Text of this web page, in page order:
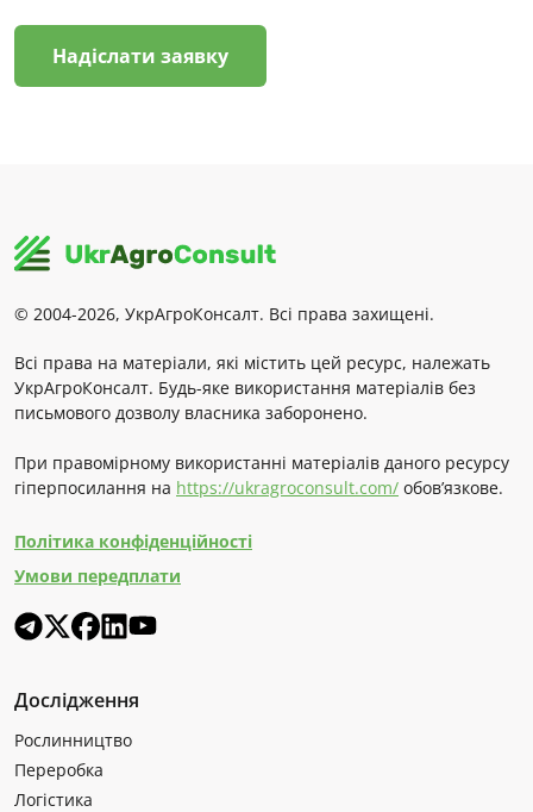
Надіслати заявку
© 2004-2026, УкрАгроКонсалт. Всі права захищені.
Всі права на матеріали, які містить цей ресурс, належать
УкрАгроКонсалт. Будь-яке використання матеріалів без
письмового дозволу власника заборонено.
При правомірному використанні матеріалів даного ресурсу
гіперпосилання на https://ukragroconsult.com/ обов’язкове.
Політика конфіденційності
Умови передплати
Дослідження
Рослинництво
Переробка
Логістика